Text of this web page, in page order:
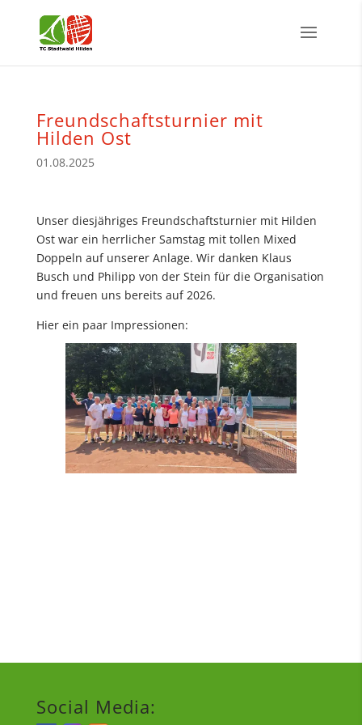
Freundschaftsturnier mit
Hilden Ost
01.08.2025
Unser diesjähriges Freundschaftsturnier mit Hilden
Ost war ein herrlicher Samstag mit tollen Mixed
Doppeln auf unserer Anlage. Wir danken Klaus
Busch und Philipp von der Stein für die Organisation
und freuen uns bereits auf 2026.
Hier ein paar Impressionen:
Social Media: